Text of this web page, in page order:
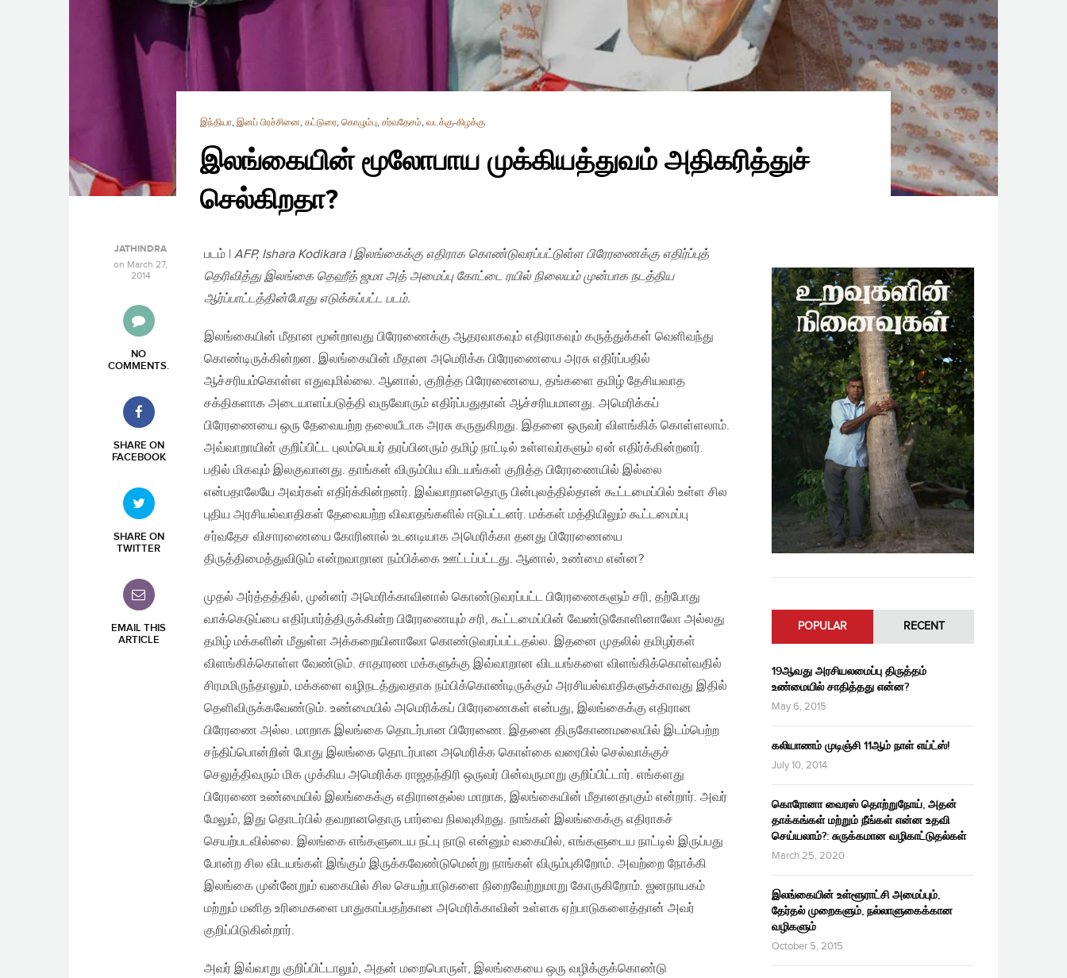
இந்தியா, இனப் பிரச்சினை, கட்டுரை, கொழும்பு, சர்வதேசம், வடக்கு-கிழக்கு
இலங்கையின் மூலோபாய முக்கியத்துவம் அதிகரித்துச்
செல்கிறதா?
JATHINDRA
on March 27,
2014
NO
COMMENTS.
SHARE ON
FACEBOOK
SHARE ON
TWITTER
EMAIL THIS
ARTICLE
படம் | AFP, Ishara Kodikara | இலங்கைக்கு எதிராக கொண்டுவரப்பட்டுள்ள பிரேரணைக்கு எதிர்ப்புத்
தெரிவித்து இலங்கை தெஹீத் ஜமா அத் அமைப்பு கோட்டை ரயில் நிலையம் முன்பாக நடத்திய
ஆர்ப்பாட்டத்தின்போது எடுக்கப்பட்ட படம்.
இலங்கையின் மீதான மூன்றாவது பிரேரணைக்கு ஆதரவாகவும் எதிராகவும் கருத்துக்கள் வெளிவந்து
கொண்டிருக்கின்றன. இலங்கையின் மீதான அமெரிக்க பிரேரணையை அரசு எதிர்ப்பதில்
ஆச்சரியம்கொள்ள எதுவுமில்லை. ஆனால், குறித்த பிரேரணையை, தங்களை தமிழ் தேசியவாத
சக்திகளாக அடையாளப்படுத்தி வருவோரும் எதிர்ப்பதுதான் ஆச்சரியமானது. அமெரிக்கப்
பிரேரணையை ஒரு தேவையற்ற தலையீடாக அரசு கருதுகிறது. இதனை ஒருவர் விளங்கிக் கொள்ளலாம்.
அவ்வாறாயின் குறிப்பிட்ட புலம்பெயர் தரப்பினரும் தமிழ் நாட்டில் உள்ளவர்களும் ஏன் எதிர்க்கின்றனர்.
பதில் மிகவும் இலகுவானது. தாங்கள் விரும்பிய விடயங்கள் குறித்த பிரேரணையில் இல்லை
என்பதாலேயே அவர்கள் எதிர்க்கின்றனர். இவ்வாறானதொரு பின்புலத்தில்தான் கூட்டமைப்பில் உள்ள சில
புதிய அரசியல்வாதிகள் தேவையற்ற விவாதங்களில் ஈடுபட்டனர். மக்கள் மத்தியிலும் கூட்டமைப்பு
சர்வதேச விசாரணையை கோரினால் உடனடியாக அமெரிக்கா தனது பிரேரணையை
திருத்திமைத்துவிடும் என்றவாறான நம்பிக்கை ஊட்டப்பட்டது. ஆனால், உண்மை என்ன?
முதல் அர்த்தத்தில், முன்னர் அமெரிக்காவினால் கொண்டுவரப்பட்ட பிரேரணைகளும் சரி, தற்போது
வாக்கெடுப்பை எதிர்பார்த்திருக்கின்ற பிரேரணையும் சரி, கூட்டமைப்பின் வேண்டுகோளினாலோ அல்லது
தமிழ் மக்களின் மீதுள்ள அக்கறையினாலோ கொண்டுவரப்பட்டதல்ல. இதனை முதலில் தமிழர்கள்
விளங்கிக்கொள்ள வேண்டும். சாதாரண மக்களுக்கு இவ்வாறான விடயங்களை விளங்கிக்கொள்வதில்
சிரமமிருந்தாலும், மக்களை வழிநடத்துவதாக நம்பிக்கொண்டிருக்கும் அரசியல்வாதிகளுக்காவது இதில்
தெளிவிருக்கவேண்டும். உண்மையில் அமெரிக்கப் பிரேரணைகள் என்பது, இலங்கைக்கு எதிரான
பிரேரணை அல்ல. மாறாக இலங்கை தொடர்பான பிரேரணை. இதனை திருகோணமலையில் இடம்பெற்ற
சந்திப்பொன்றின் போது இலங்கை தொடர்பான அமெரிக்க கொள்கை வரைபில் செல்வாக்குச்
செலுத்திவரும் மிக முக்கிய அமெரிக்க ராஜதந்திரி ஒருவர் பின்வருமாறு குறிப்பிட்டார். எங்களது
பிரேரணை உண்மையில் இலங்கைக்கு எதிரானதல்ல மாறாக, இலங்கையின் மீதானதாகும் என்றார். அவர்
மேலும், இது தொடர்பில் தவறானதொரு பார்வை நிலவுகிறது. நாங்கள் இலங்கைக்கு எதிராகச்
செயற்படவில்லை. இலங்கை எங்களுடைய நட்பு நாடு என்னும் வகையில், எங்களுடைய நாட்டில் இருப்பது
போன்ற சில விடயங்கள் இங்கும் இருக்கவேண்டுமென்று நாங்கள் விரும்புகிறோம். அவற்றை நோக்கி
இலங்கை முன்னேறும் வகையில் சில செயற்பாடுகளை நிறைவேற்றுமாறு கோருகிறோம். ஜனநாயகம்
மற்றும் மனித உரிமைகளை பாதுகாப்பதற்கான அமெரிக்காவின் உள்ளக ஏற்பாடுகளைத்தான் அவர்
குறிப்பிடுகின்றார்.
அவர் இவ்வாறு குறிப்பிட்டாலும், அதன் மறைபொருள், இலங்கையை ஒரு வழிக்குக்கொண்டு
POPULAR RECENT
19ஆவது அரசியலமைப்பு திருத்தம்
உண்மையில் சாதித்தது என்ன?
May 6, 2015
கலியாணம் முடிஞ்சி 11ஆம் நாள் எய்ட்ஸ்!
July 10, 2014
கொரோனா வைரஸ் தொற்றுநோய், அதன்
தாக்கங்கள் மற்றும் நீங்கள் என்ன உதவி
செய்யலாம்?: சுருக்கமான வழிகாட்டுதல்கள்
March 25, 2020
இலங்கையின் உள்ளூராட்சி அமைப்பும்,
தேர்தல் முறைகளும், நல்லாளுகைக்கான
வழிகளும்
October 5, 2015